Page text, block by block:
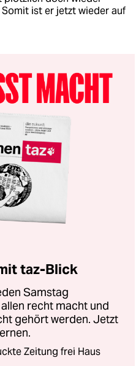
ist er jetzt wieder auf
taz-Blick
Samstag
recht macht und
gehört werden. Jetzt
Zeitung frei Haus